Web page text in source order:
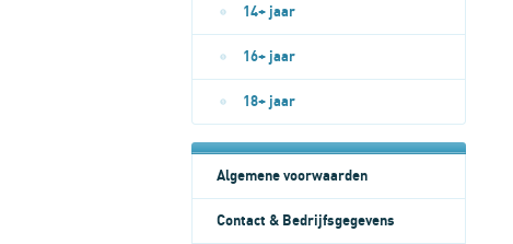
14+ jaar
16+ jaar
18+ jaar
Algemene voorwaarden
Contact & Bedrijfsgegevens